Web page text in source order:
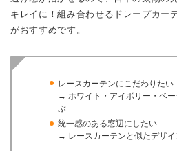
キレイに！組み合わせるドレープカー
がおすすめです。
レースカーテンにこだわりたい
→ ホワイト・アイボリー・ベ
ぶ
統一感のある窓辺にしたい
→ レースカーテンと似たデザ